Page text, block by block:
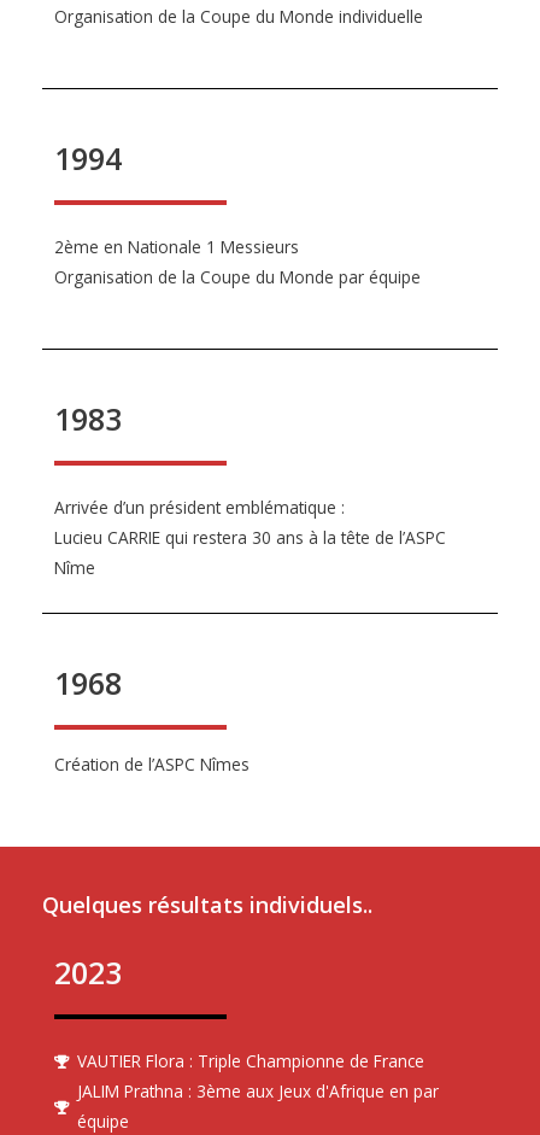
Organisation de la Coupe du Monde individuelle
1994
2ème en Nationale 1 Messieurs
Organisation de la Coupe du Monde par équipe
1983
Arrivée d’un président emblématique :
Lucieu CARRIE qui restera 30 ans à la tête de l’ASPC
Nîme
1968
Création de l’ASPC Nîmes
Quelques résultats individuels..
2023
VAUTIER Flora : Triple Championne de France
JALIM Prathna : 3ème aux Jeux d'Afrique en par
équipe